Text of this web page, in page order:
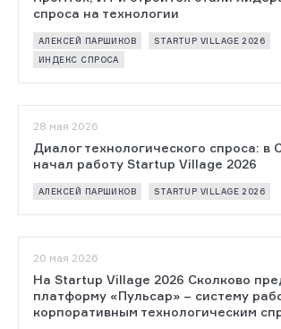
спроса на технологии
АЛЕКСЕЙ ПАРШИКОВ
STARTUP VILLAGE 2026
ИНДЕКС СПРОСА
28 мая 2026
Диалог технологического спроса: в
начал работу Startup Village 2026
АЛЕКСЕЙ ПАРШИКОВ STARTUP VILLAGE 2026
20 мая 2026
На Startup Village 2026 Сколково
платформу «Пульсар» – систему
корпоративным технологическим